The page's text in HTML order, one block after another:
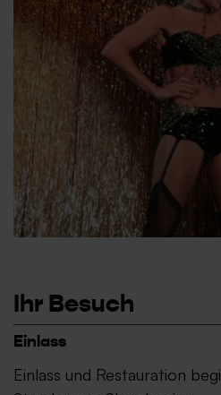
Ihr Besuch
Einlass
Einlass und Restauration